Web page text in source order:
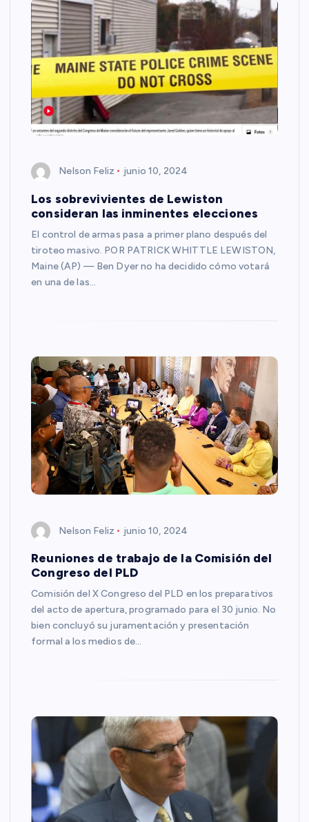
Nelson Feliz junio 10, 2024
Los sobrevivientes de Lewiston
consideran las inminentes elecciones
El control de armas pasa a primer plano después del
tiroteo masivo. POR PATRICK WHITTLE LEWISTON,
Maine (AP) — Ben Dyer no ha decidido cómo votará
en una de las…
Nelson Feliz junio 10, 2024
Reuniones de trabajo de la Comisión del
Congreso del PLD
Comisión del X Congreso del PLD en los preparativos
del acto de apertura, programado para el 30 junio. No
bien concluyó su juramentación y presentación
formal a los medios de…